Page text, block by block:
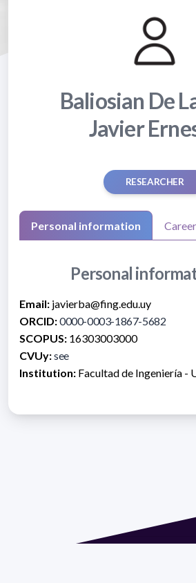
Baliosian De
Javier
RESEARCHER
Personal information
Personal
Email: javierba@fing.edu.uy
ORCID:0000-0003-1867-5682
SCOPUS: 16303003000
CVUy:see
Institution: Facultad de Ingeniería -